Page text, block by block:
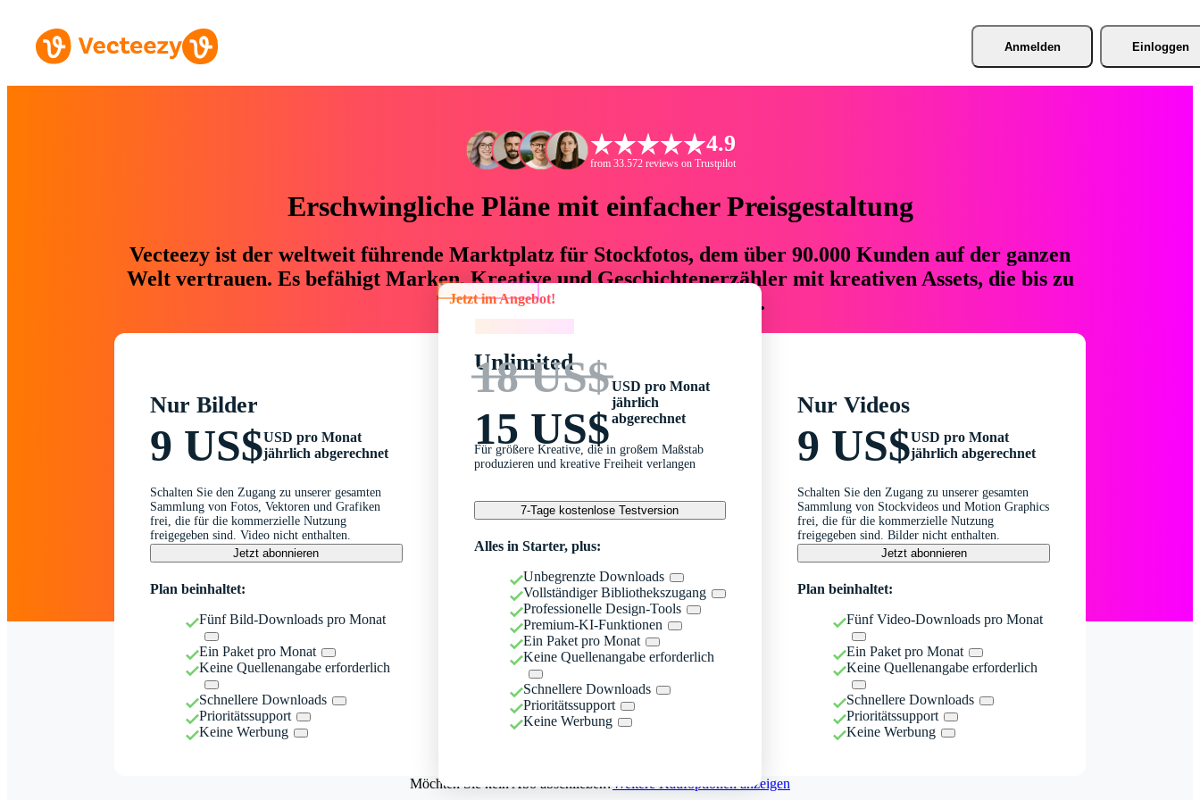
Anmelden Einloggen
4.9
from 33.572 reviews on Trustpilot
Erschwingliche Pläne mit einfacher Preisgestaltung
Vecteezy ist der weltweit führende Marktplatz für Stockfotos, dem über 90.000 Kunden auf der ganzen
Welt vertrauen. Es befähigt Marken, Kreative und Geschichtenerzähler mit kreativen Assets, die bis zu
76 % an Zeit und Budget einsparen.
Nur Bilder
9 US$USD pro Monat
jährlich abgerechnet
Schalten Sie den Zugang zu unserer gesamten
Sammlung von Fotos, Vektoren und Grafiken
frei, die für die kommerzielle Nutzung
freigegeben sind. Video nicht enthalten.
Jetzt abonnieren
Plan beinhaltet:
Fünf Bild-Downloads pro Monat
Ein Paket pro Monat
Keine Quellenangabe erforderlich
Schnellere Downloads
Prioritätssupport
Keine Werbung
Jetzt im Angebot!
Unlimited
18 US$
15 US$
USD pro Monat
jährlich
abgerechnet
Für größere Kreative, die in großem Maßstab
produzieren und kreative Freiheit verlangen
7-Tage kostenlose Testversion
Alles in Starter, plus:
Unbegrenzte Downloads
Vollständiger Bibliothekszugang
Professionelle Design-Tools
Premium-KI-Funktionen
Ein Paket pro Monat
Keine Quellenangabe erforderlich
Schnellere Downloads
Prioritätssupport
Keine Werbung
Nur Videos
9 US$USD pro Monat
jährlich abgerechnet
Schalten Sie den Zugang zu unserer gesamten
Sammlung von Stockvideos und Motion Graphics
frei, die für die kommerzielle Nutzung
freigegeben sind. Bilder nicht enthalten.
Jetzt abonnieren
Plan beinhaltet:
Fünf Video-Downloads pro Monat
Ein Paket pro Monat
Keine Quellenangabe erforderlich
Schnellere Downloads
Prioritätssupport
Keine Werbung
Möchten Sie kein Abo abschließen?Weitere Kaufoptionen anzeigen